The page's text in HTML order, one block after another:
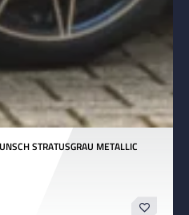
STRATUSGRAU METALLIC